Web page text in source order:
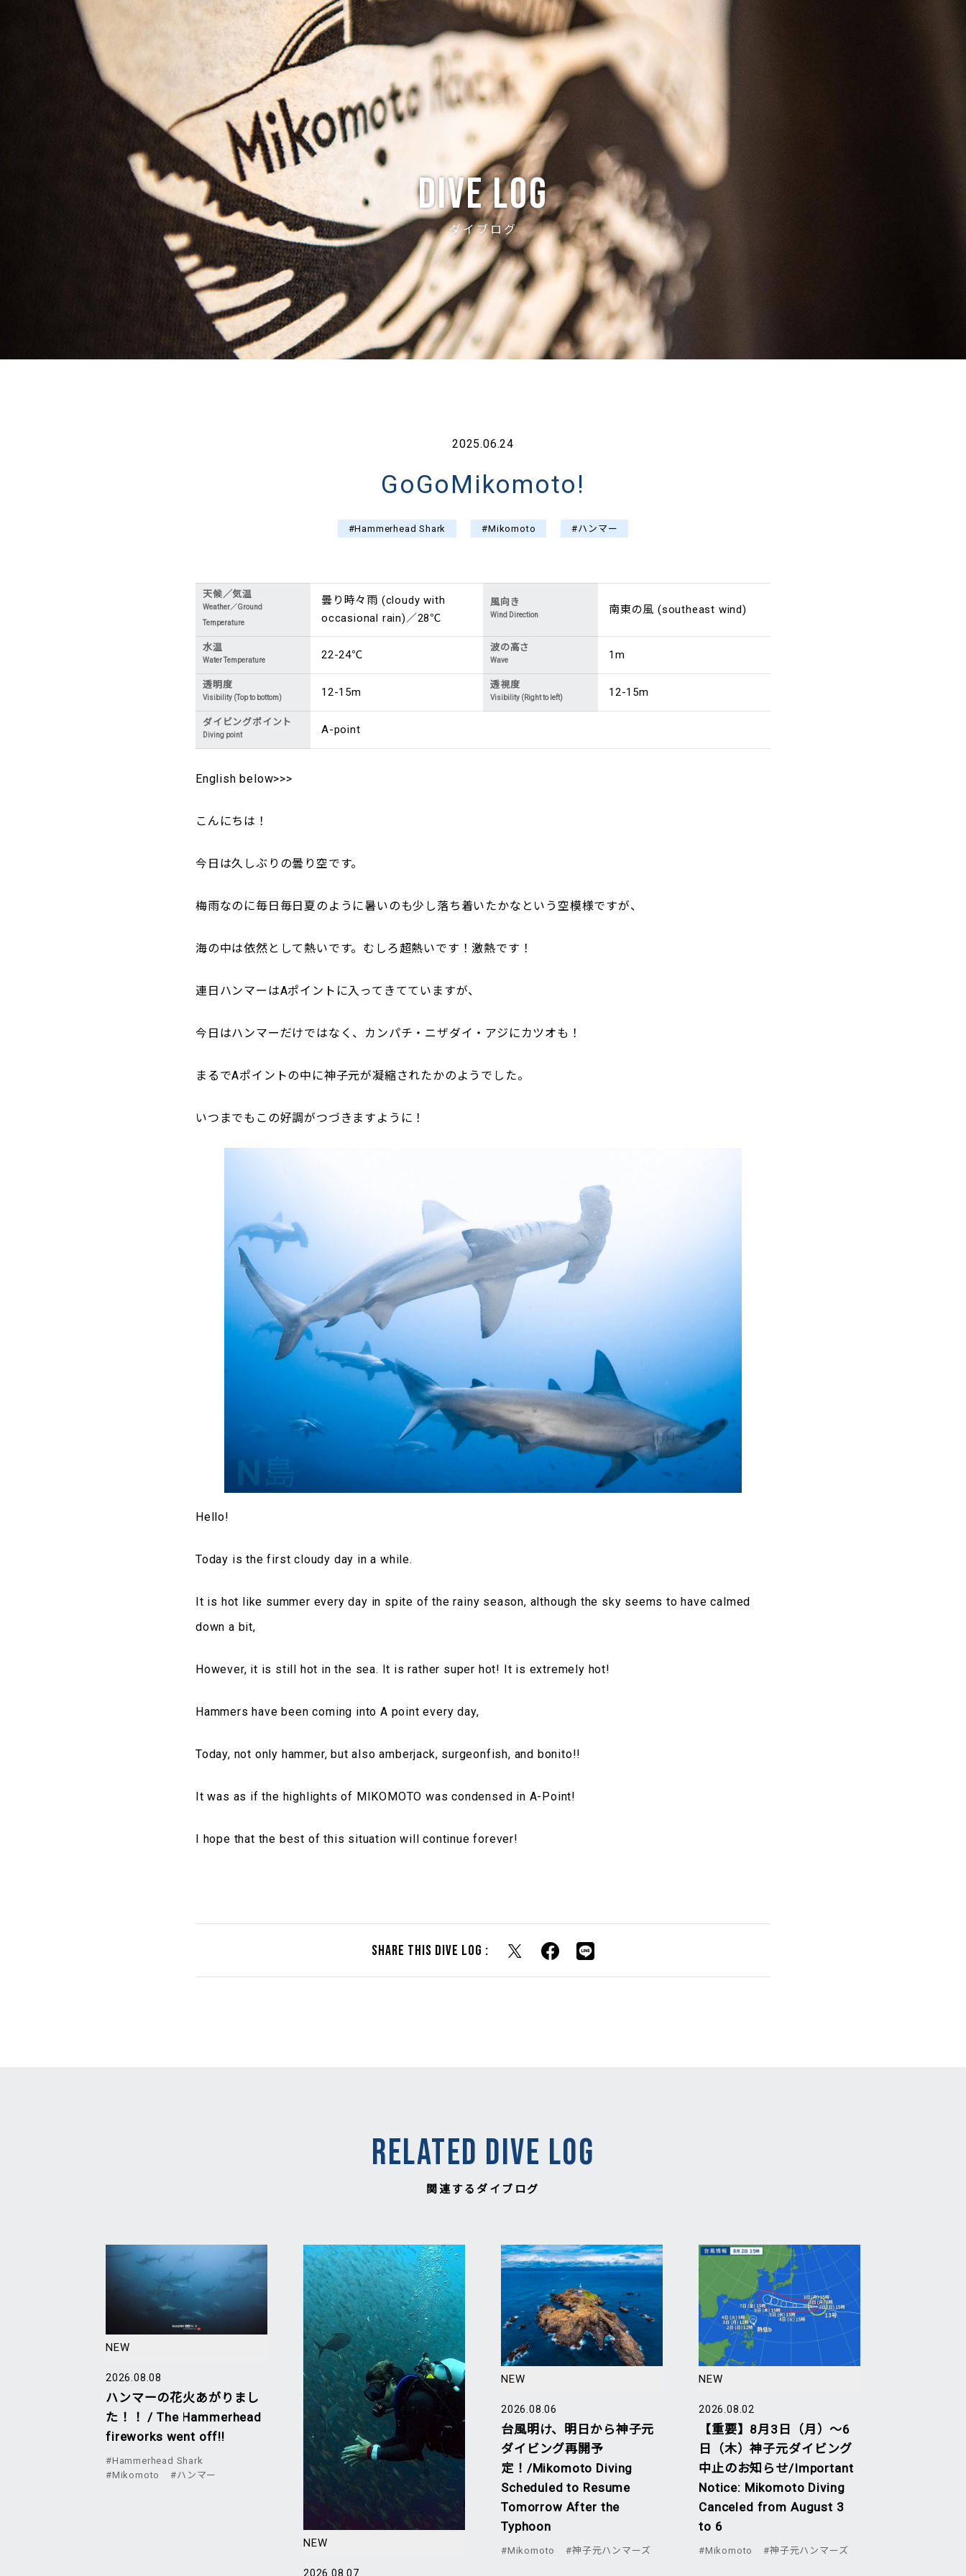
ABOUT NEWS DIVE LOG PRICE ACCESS
Dive log
ダイブログ
2025.06.24
GoGoMikomoto!
#Hammerhead Shark #Mikomoto #ハンマー
天候／気温
Weather／Ground
Temperature
曇り時々雨 (cloudy with
occasional rain)／28℃
風向き
Wind Direction 南東の風 (southeast wind)
水温
Water Temperature 22-24℃
波の高さ
Wave 1m
透明度
Visibility (Top to bottom) 12-15m
透視度
Visibility (Right to left) 12-15m
ダイビングポイント
Diving point A-point
English below>>>
こんにちは！
今日は久しぶりの曇り空です。
梅雨なのに毎日毎日夏のように暑いのも少し落ち着いたかなという空模様ですが、
海の中は依然として熱いです。むしろ超熱いです！激熱です！
連日ハンマーはAポイントに入ってきてていますが、
今日はハンマーだけではなく、カンパチ・ニザダイ・アジにカツオも！
まるでAポイントの中に神子元が凝縮されたかのようでした。
いつまでもこの好調がつづきますように！
Hello!
Today is the first cloudy day in a while.
It is hot like summer every day in spite of the rainy season, although the sky seems to have calmed
down a bit,
However, it is still hot in the sea. It is rather super hot! It is extremely hot!
Hammers have been coming into A point every day,
Today, not only hammer, but also amberjack, surgeonfish, and bonito!!
It was as if the highlights of MIKOMOTO was condensed in A-Point!
I hope that the best of this situation will continue forever!
Share this dive log :
RELATED DIVE LOG
関連するダイブログ
NEW
2026.08.08
ハンマーの花火あがりまし
た！！ / The Hammerhead
fireworks went off!!
#Hammerhead Shark
#Mikomoto
#ハンマー
NEW
2026.08.07
NEW
2026.08.06
台風明け、明日から神子元
ダイビング再開予
定！/Mikomoto Diving
Scheduled to Resume
Tomorrow After the
Typhoon
#Mikomoto #神子元ハンマーズ
NEW
2026.08.02
【重要】8月3日（月）～6
日（木）神子元ダイビング
中止のお知らせ/Important
Notice: Mikomoto Diving
Canceled from August 3
to 6
#Mikomoto #神子元ハンマーズ